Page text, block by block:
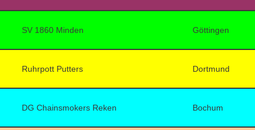
SV 1860 Minden Göttingen
Ruhrpott Putters Dortmund
DG Chainsmokers Reken Bochum